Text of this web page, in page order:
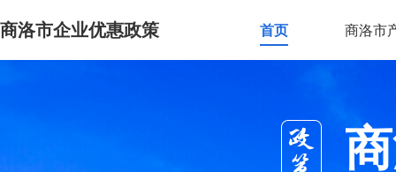
商洛市企业优惠政策 首页 商洛市